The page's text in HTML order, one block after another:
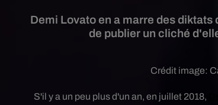
Demi Lovato en a marre des
de publier un cliché
Crédit image:
S'il y a un peu plus d'un an, en juillet 2018,